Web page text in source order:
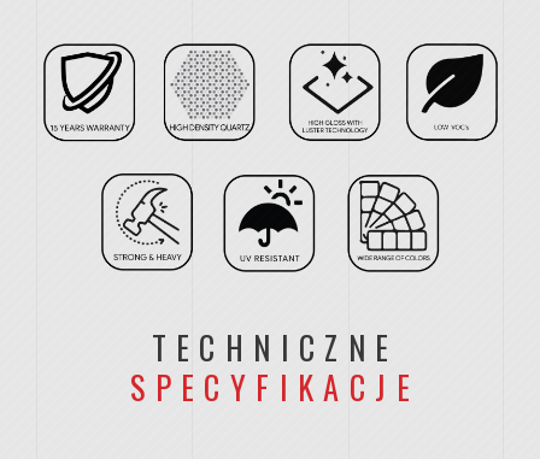
TECHNICZNE
SPECYFIKACJE